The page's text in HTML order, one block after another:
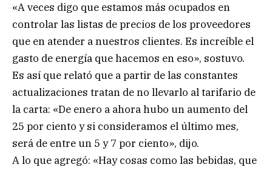
«A veces digo que estamos más ocupados en
controlar las listas de precios de los proveedores
que en atender a nuestros clientes. Es increíble el
gasto de energía que hacemos en eso», sostuvo.
Es así que relató que a partir de las constantes
actualizaciones tratan de no llevarlo al tarifario de
la carta: «De enero a ahora hubo un aumento del
25 por ciento y si consideramos el último mes,
será de entre un 5 y 7 por ciento», dijo.
A lo que agregó: «Hay cosas como las bebidas, que